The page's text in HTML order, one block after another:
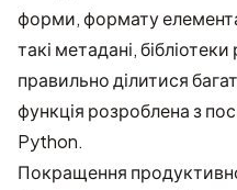
форми, формату
такі метадані,
правильно ділитися
функція розроблена з
Python.
Покращення